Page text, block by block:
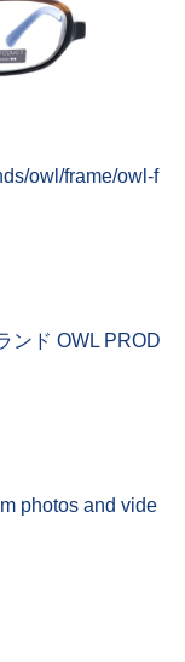
owl/frame/owl-f
ンド OWL PROD
photos and vide